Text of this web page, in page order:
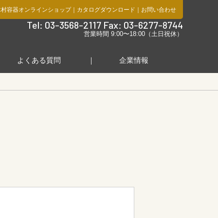
容器オンラインショップ｜ カタログダウンロード ｜ お問い合わせ
Tel: 03-3568-2117 Fax: 03-6277-8744
営業時間 9:00〜18:00（土日祝休）
よくある質問 企業情報